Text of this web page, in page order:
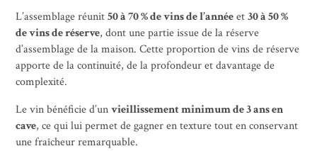
L’assemblage réunit50 à 70 % de vins de l’annéeet30 à 50 %
de vins de réserve, dont une partie issue de la réserve
d’assemblage de la maison. Cette proportion de vins de réserve
apporte de la continuité, de la profondeur et davantage de
complexité.
Le vin bénéficie d’unvieillissement minimum de 3 ans en
cave, ce qui lui permet de gagner en texture tout en conservant
une fraîcheur remarquable.